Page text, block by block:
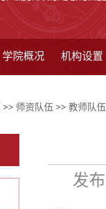
学院概况 机构设置
>> 师资队伍 >> 教师队伍
发